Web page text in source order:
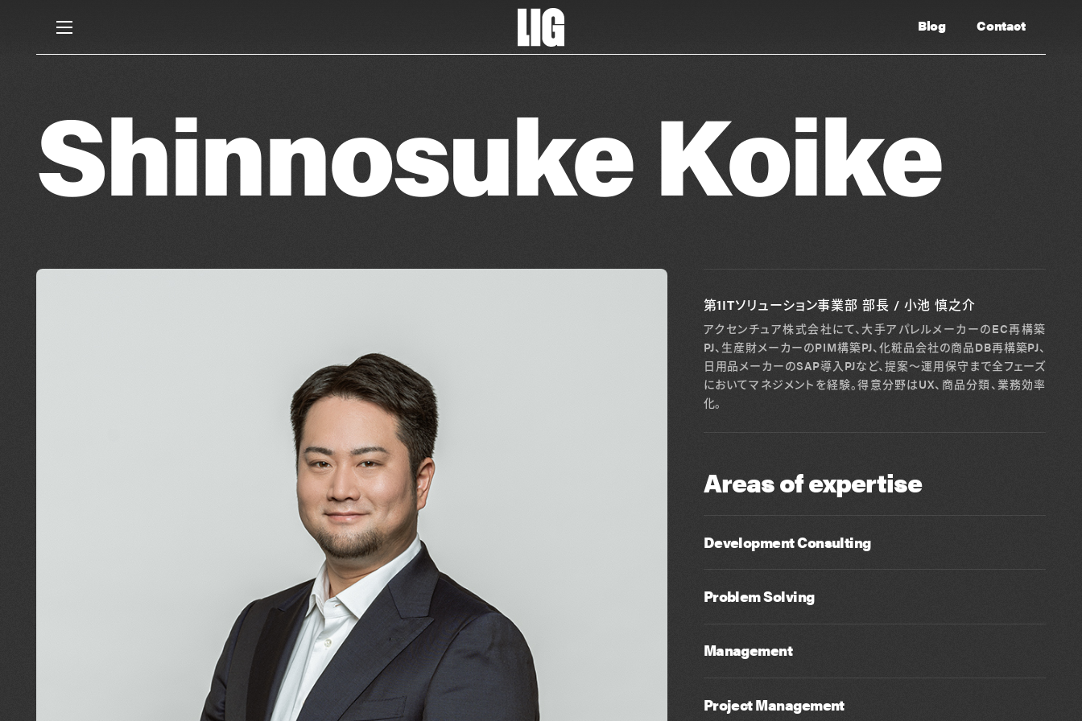
Contact
Blog
Shinnosuke Koike
第1ITソリューション事業部 部長 / 小池 慎之介
アクセンチュア株式会社にて、大手アパレルメーカーのEC再構築
PJ、生産財メーカーのPIM構築PJ、化粧品会社の商品DB再構築PJ、
日用品メーカーのSAP導入PJなど、提案～運用保守まで全フェーズ
においてマネジメントを経験。得意分野はUX、商品分類、業務効率
化。
Areas of expertise
Development Consulting
Problem Solving
Management
Project Management